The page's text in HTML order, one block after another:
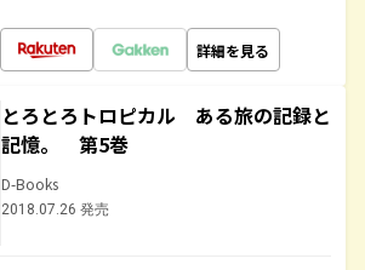
詳細を見る
とろとろトロピカル ある旅の記録と
記憶。 第5巻
D-Books
2018.07.26 発売